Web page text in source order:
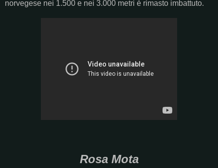
norvegese nei 1.500 e nei 3.000 metri è rimasto imbattuto.
Rosa Mota